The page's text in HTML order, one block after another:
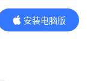
安装电脑版
内容更精彩